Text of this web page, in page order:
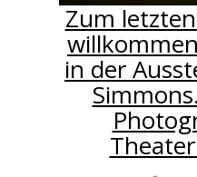
Zum
in der